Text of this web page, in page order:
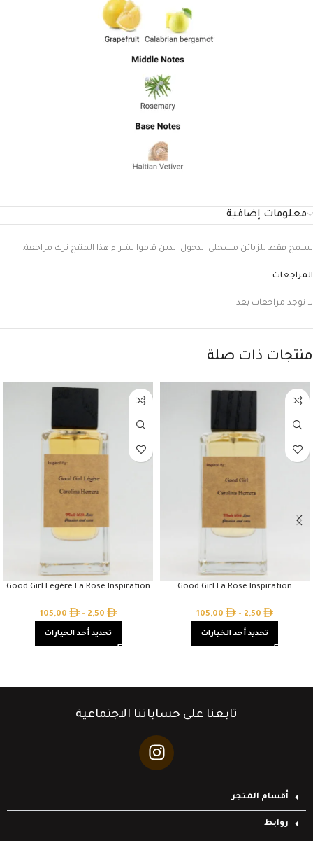
معلومات إضافية
المراجعات
لا توجد مراجعات بعد.
يسمح فقط للزبائن مسجلي الدخول الذين قاموا بشراء هذا المنتج ترك مراجعة.
منتجات ذات صلة
Good Girl La Rose Inspiration
2,50
–
105,00
تحديد أحد الخيارات
Good Girl Légère La Rose Inspiration
2,50
–
105,00
تحديد أحد الخيارات
تابعنا على حساباتنا الاجتماعية
أقسام المتجر
روابط